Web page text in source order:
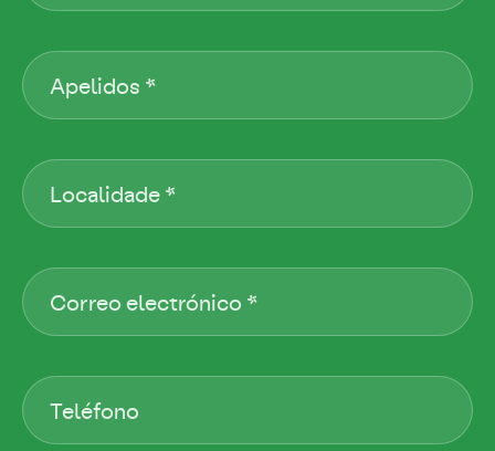
Apelidos
Localidade
Correo electrónico
Teléfono